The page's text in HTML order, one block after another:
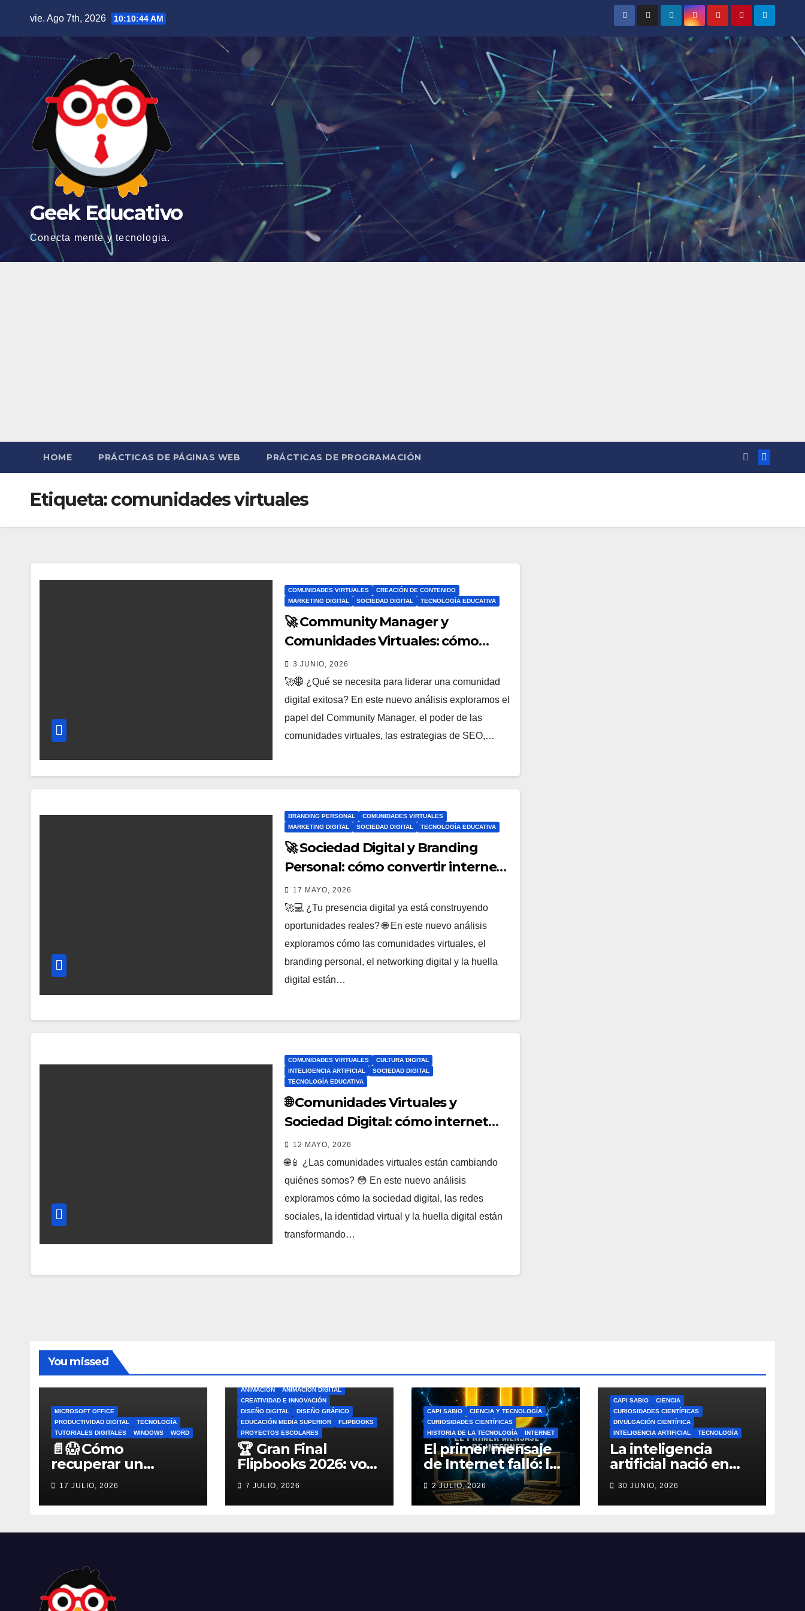
contenido
vie. Ago 7th, 2026 10:10:45 AM
Geek Educativo
Conecta mente y tecnologia.
HOME PRÁCTICAS DE PÁGINAS WEB PRÁCTICAS DE PROGRAMACIÓN
Etiqueta:comunidades virtuales
COMUNIDADES VIRTUALES
CREACIÓN DE CONTENIDO
MARKETING DIGITAL
SOCIEDAD DIGITAL TECNOLOGÍA EDUCATIVA
🚀 Community Manager y
Comunidades Virtuales: cómo
liderar, crecer y destacar en la era
digital 🌐💻
3 JUNIO, 2026
🚀🌐 ¿Qué se necesita para liderar una comunidad
digital exitosa? En este nuevo análisis exploramos el
papel del Community Manager, el poder de las
comunidades virtuales, las estrategias de SEO,…
BRANDING PERSONAL
COMUNIDADES VIRTUALES
MARKETING DIGITAL
SOCIEDAD DIGITAL TECNOLOGÍA EDUCATIVA
🚀 Sociedad Digital y Branding
Personal: cómo convertir internet
en una ventaja profesional real 🌐💻
17 MAYO, 2026
🚀💻 ¿Tu presencia digital ya está construyendo
oportunidades reales? 🌐 En este nuevo análisis
exploramos cómo las comunidades virtuales, el
branding personal, el networking digital y la huella
digital están…
COMUNIDADES VIRTUALES
CULTURA DIGITAL
INTELIGENCIA ARTIFICIAL
SOCIEDAD DIGITAL
TECNOLOGÍA EDUCATIVA
🌐 Comunidades Virtuales y
Sociedad Digital: cómo internet
está redefiniendo nuestra
identidad, liderazgo y relaciones
humanas 🚀
12 MAYO, 2026
🌐📱 ¿Las comunidades virtuales están cambiando
quiénes somos? 😳 En este nuevo análisis
exploramos cómo la sociedad digital, las redes
sociales, la identidad virtual y la huella digital están
transformando…
You missed
MICROSOFT OFFICE
PRODUCTIVIDAD DIGITAL
TECNOLOGÍA
TUTORIALES DIGITALES
WINDOWS WORD
📄😱 Cómo
recuperar un
archivo de Word no
guardado antes de
entrar en pánico
17 JULIO, 2026
ANIMACIÓN
ANIMACIÓN DIGITAL
CREATIVIDAD E INNOVACIÓN
DISEÑO DIGITAL
DISEÑO GRÁFICO
EDUCACIÓN MEDIA SUPERIOR
FLIPBOOKS
PROYECTOS ESCOLARES
🏆 Gran Final
Flipbooks 2026: vota
por el Mejor
Flipbook del Ciclo
Escolar 🎨
7 JULIO, 2026
CAPI SABIO
CIENCIA Y TECNOLOGÍA
CURIOSIDADES CIENTÍFICAS
HISTORIA DE LA TECNOLOGÍA
INTERNET
El primer mensaje
de Internet falló: la
increíble historia de
ARPANET que
cambió el mundo
2 JULIO, 2026
CAPI SABIO
CIENCIA
CURIOSIDADES CIENTÍFICAS
DIVULGACIÓN CIENTÍFICA
INTELIGENCIA ARTIFICIAL
TECNOLOGÍA
La inteligencia
artificial nació en
1956: el verdadero
origen de la IA que
cambió el mundo
30 JUNIO, 2026